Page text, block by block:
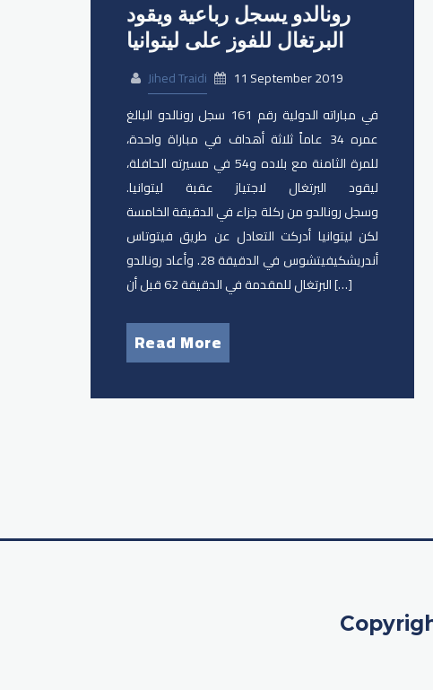
رونالدو يسجل رباعية ويقود
البرتغال للفوز على ليتوانيا
Jihed Traidi
11 September 2019
في مباراته الدولية رقم 161 سجل رونالدو البالغ
عمره 34 عاماً ثلاثة أهداف في مباراة واحدة،
للمرة الثامنة مع بلاده و54 في مسيرته الحافلة،
ليقود البرتغال لاجتياز عقبة ليتوانيا.
وسجل رونالدو من ركلة جزاء في الدقيقة الخامسة
لكن ليتوانيا أدركت التعادل عن طريق فيتوتاس
أندريشكيفيتشوس في الدقيقة 28. وأعاد رونالدو
البرتغال للمقدمة في الدقيقة 62 قبل أن […]
Read More